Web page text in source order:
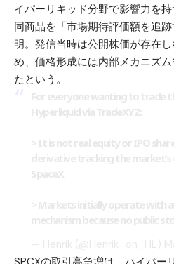
イパーリキッド分野で影響力を持
同商品を「市場期待評価額を追
明。発信当時は公開株価が存在
め、価格形成には内部メカニズ
たという。